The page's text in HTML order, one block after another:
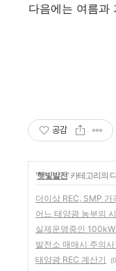
다음에는 여름과
공감
'햇빛발전' 카테고리의
더이상 REC, SMP 가
어느 태양광 농부의
실제운영중인
발전소 매매시 주의
태양광 REC 계산기